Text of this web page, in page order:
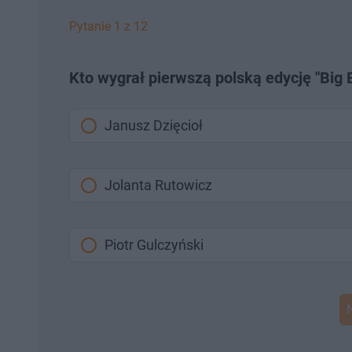
Pytanie 1 z 12
Kto wygrał pierwszą polską edycję "Big
Janusz Dzięcioł
Jolanta Rutowicz
Piotr Gulczyński